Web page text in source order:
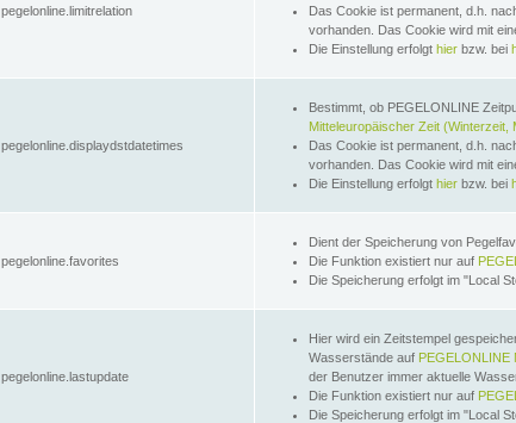
pegelonline.limitrelation
Das Cookie ist permanent, d.h.
vorhanden. Das Cookie wird mit
Die Einstellung erfolgt hier bzw. bei
pegelonline.displaydstdatetimes
Bestimmt, ob PEGELONLINE
Mitteleuropäischer Zeit (Winterzeit,
Das Cookie ist permanent, d.h.
vorhanden. Das Cookie wird mit
Die Einstellung erfolgt hier bzw. bei
pegelonline.favorites
Dient der Speicherung von
Die Funktion existiert nur auf
Die Speicherung erfolgt im "Local
pegelonline.lastupdate
Hier wird ein Zeitstempel
Wasserstände auf PEGELONLINE
der Benutzer immer aktuelle
Die Funktion existiert nur auf
Die Speicherung erfolgt im "Local